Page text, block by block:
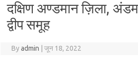
दक्षिण अण्डमान ज़िला,
द्वीप समूह
Byadmin जून 18, 2022